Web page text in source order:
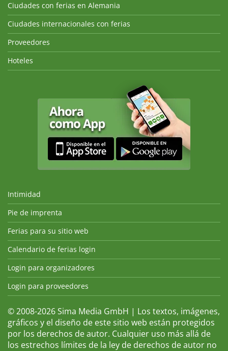
Ciudades con ferias en Alemania
Ciudades internacionales con ferias
Proveedores
Hoteles
Intimidad
Pie de imprenta
Ferias para su sitio web
Calendario de ferias login
Login para organizadores
Login para proveedores
© 2008-2026 Sima Media GmbH | Los textos, imágenes,
gráficos y el diseño de este sitio web están protegidos
por los derechos de autor. Cualquier uso más allá de
los estrechos límites de la ley de derechos de autor no